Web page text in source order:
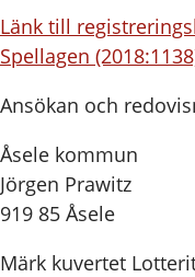
Länk till
Spellagen
Ansökan och
Åsele kommun
Jörgen Prawitz
919 85 Åsele
Märk kuvertet